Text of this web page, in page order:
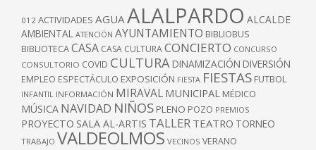
012 ACTIVIDADES AGUA ALALPARDO ALCALDE
AMBIENTAL ATENCIÓN AYUNTAMIENTO BIBLIOBUS
BIBLIOTECACASA CASA CULTURACONCIERTO CONCURSO
CONSULTORIO COVID CULTURA DINAMIZACIÓN DIVERSIÓN
EMPLEO ESPECTÁCULO EXPOSICIÓN FIESTA FIESTAS FUTBOL
INFANTIL INFORMACIÓN MIRAVAL MUNICIPAL MÉDICO
MÚSICA NAVIDAD NIÑOS PLENO POZO PREMIOS
PROYECTO SALA AL-ARTIS TALLER TEATRO TORNEO
TRABAJO VALDEOLMOS VECINOS VERANO